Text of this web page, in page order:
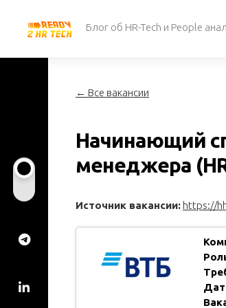
содержанию
Блог об HR-Tech и People
← Все вакансии
Начинающий
менеджера
Источник вакансии: https://